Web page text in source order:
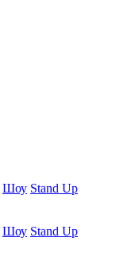
Шоу Stand Up
Шоу Stand Up